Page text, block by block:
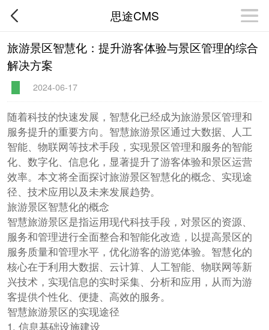
思途CMS
旅游景区智慧化：提升游客体验与景区管理的综合
解决方案
2024-06-17
随着科技的快速发展，智慧化已经成为旅游景区管理和
服务提升的重要方向。智慧旅游景区通过大数据、人工
智能、物联网等技术手段，实现景区管理和服务的智能
化、数字化、信息化，显著提升了游客体验和景区运营
效率。本文将全面探讨旅游景区智慧化的概念、实现途
径、技术应用以及未来发展趋势。
旅游景区智慧化的概念
智慧旅游景区是指运用现代科技手段，对景区的资源、
服务和管理进行全面整合和智能化改造，以提高景区的
服务质量和管理水平，优化游客的游览体验。智慧化的
核心在于利用大数据、云计算、人工智能、物联网等新
兴技术，实现信息的实时采集、分析和应用，从而为游
客提供个性化、便捷、高效的服务。
智慧旅游景区的实现途径
1. 信息基础设施建设